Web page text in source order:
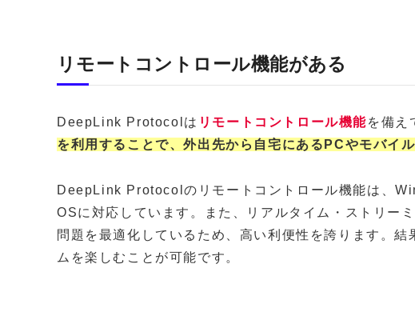
リモートコントロール機能がある
DeepLink Protocolは リモートコントロール機能を備え
を利用することで、外出先から自宅にあるPCやモバイ
DeepLink Protocolのリモートコントロール機能は、
OSに対応しています。また、リアルタイム・ストリー
問題を最適化しているため、高い利便性を誇ります。
ムを楽しむことが可能です。